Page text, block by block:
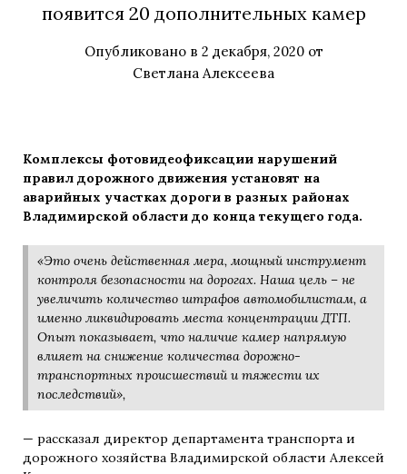
появится 20 дополнительных камер
Опубликовано в 2 декабря, 2020от
Светлана Алексеева
Комплексы фотовидеофиксации нарушений
правил дорожного движения установят на
аварийных участках дороги в разных районах
Владимирской области до конца текущего года.
«Это очень действенная мера, мощный инструмент
контроля безопасности на дорогах. Наша цель – не
увеличить количество штрафов автомобилистам, а
именно ликвидировать места концентрации ДТП.
Опыт показывает, что наличие камер напрямую
влияет на снижение количества дорожно-
транспортных происшествий и тяжести их
последствий»,
— рассказал директор департамента транспорта и
дорожного хозяйства Владимирской области Алексей